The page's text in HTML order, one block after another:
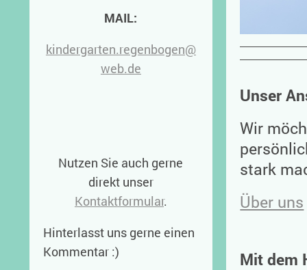
Unser
Wir
stark
Über uns
Mit dem
MAIL:
kindergarten.regenbogen@
web.de
Nutzen Sie auch gerne
direkt unser
Kontaktformular.
Hinterlasst uns gerne einen
Kommentar :)